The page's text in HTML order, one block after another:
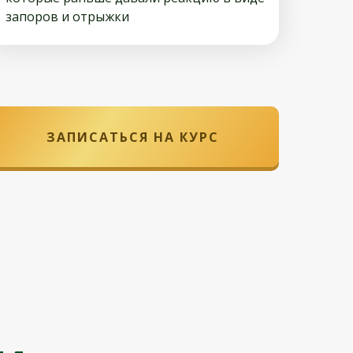
ЗАПИСАТЬСЯ НА КУРС
запоров и отрыжки